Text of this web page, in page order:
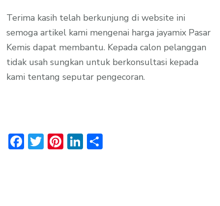
Terima kasih telah berkunjung di website ini
semoga artikel kami mengenai harga jayamix Pasar
Kemis dapat membantu. Kepada calon pelanggan
tidak usah sungkan untuk berkonsultasi kepada
kami tentang seputar pengecoran.
Facebook
Twitter
Pinterest
LinkedIn